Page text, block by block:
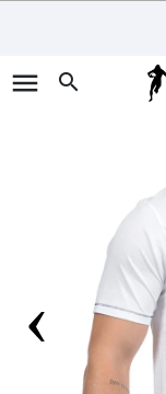
menu search